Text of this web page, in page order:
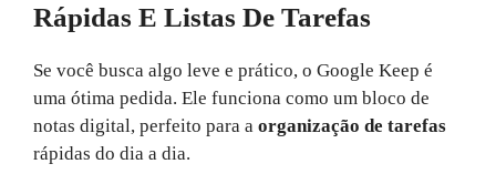
Rápidas E Listas De Tarefas
Se você busca algo leve e prático, o Google Keep é
uma ótima pedida. Ele funciona como um bloco de
notas digital, perfeito para a organização de tarefas
rápidas do dia a dia.